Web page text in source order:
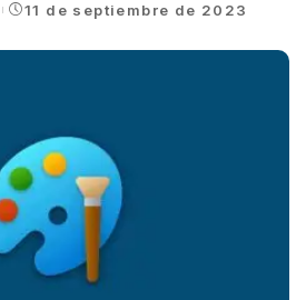
11 de septiembre de 2023